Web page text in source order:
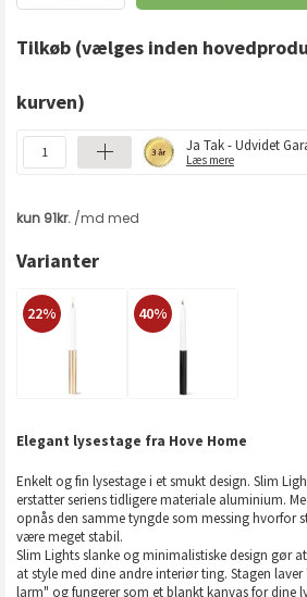
Tilkøb (vælges inden
kurven)
Ja Tak - Udvidet
Læs mere
Varianter
22% 40%
Elegant lysestage fra Hove Home
Enkelt og fin lysestage i et smukt design. Slim
erstatter seriens tidligere materiale aluminium.
opnås den samme tyngde som messing hvorfor
være meget stabil.
Slim Lights slanke og minimalistiske design gør
at style med dine andre interiør ting. Stagen laver
larm" og fungerer som et blankt kanvas for dine